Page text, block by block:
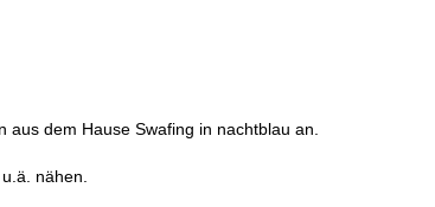
dem Hause Swafing in nachtblau an.
nähen.